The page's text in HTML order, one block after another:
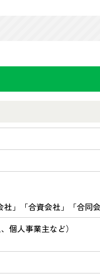
」「合資会社」「合同会
個人事業主など）